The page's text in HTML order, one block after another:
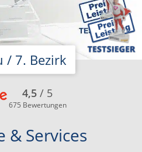
/ 7. Bezirk
4,5 / 5
675 Bewertungen
& Services